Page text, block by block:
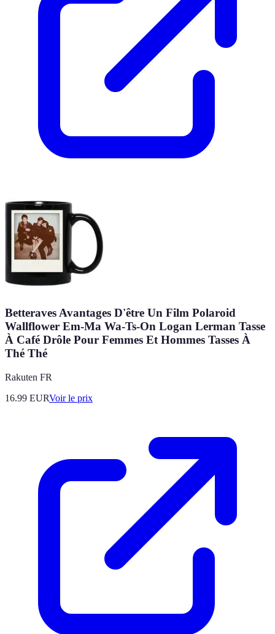
Betteraves Avantages D'être Un Film Polaroid
Wallflower Em-Ma Wa-Ts-On Logan Lerman Tasse
À Café Drôle Pour Femmes Et Hommes Tasses À
Thé Thé
Rakuten FR
16.99 EURVoir le prix